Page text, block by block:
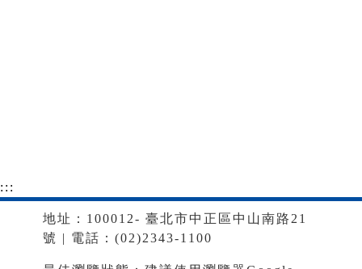
:::
地址：100012- 臺北市中正區中山南路21
號 | 電話：(02)2343-1100